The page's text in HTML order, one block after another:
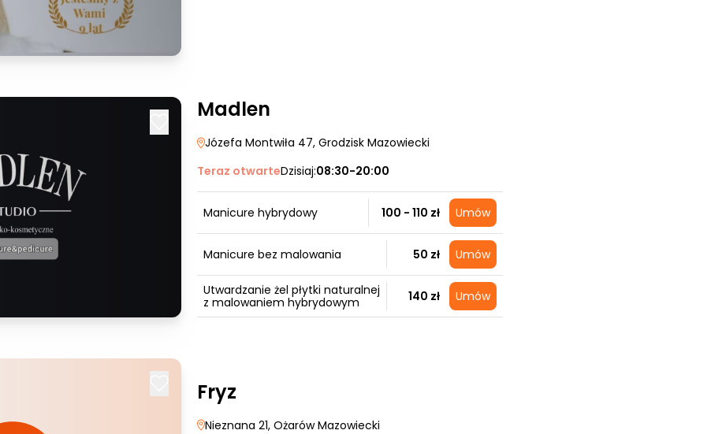
Madlen
Józefa Montwiła 47, Grodzisk Mazowiecki
Teraz otwarteDzisiaj:08:30-20:00
Manicure hybrydowy 100 - 110 zł Umów
Manicure bez malowania 50 zł Umów
Utwardzanie żel płytki naturalnej
z malowaniem hybrydowym
140 zł Umów
Fryz
Nieznana 21, Ożarów Mazowiecki